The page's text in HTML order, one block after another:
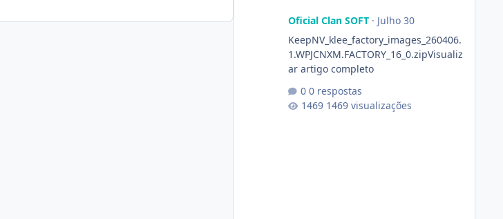
Oficial Clan SOFT· Julho 30
KeepNV_klee_factory_images_260406.
1.WPJCNXM.FACTORY_16_0.zipVisualiz
ar artigo completo
0 respostas
1469 visualizações